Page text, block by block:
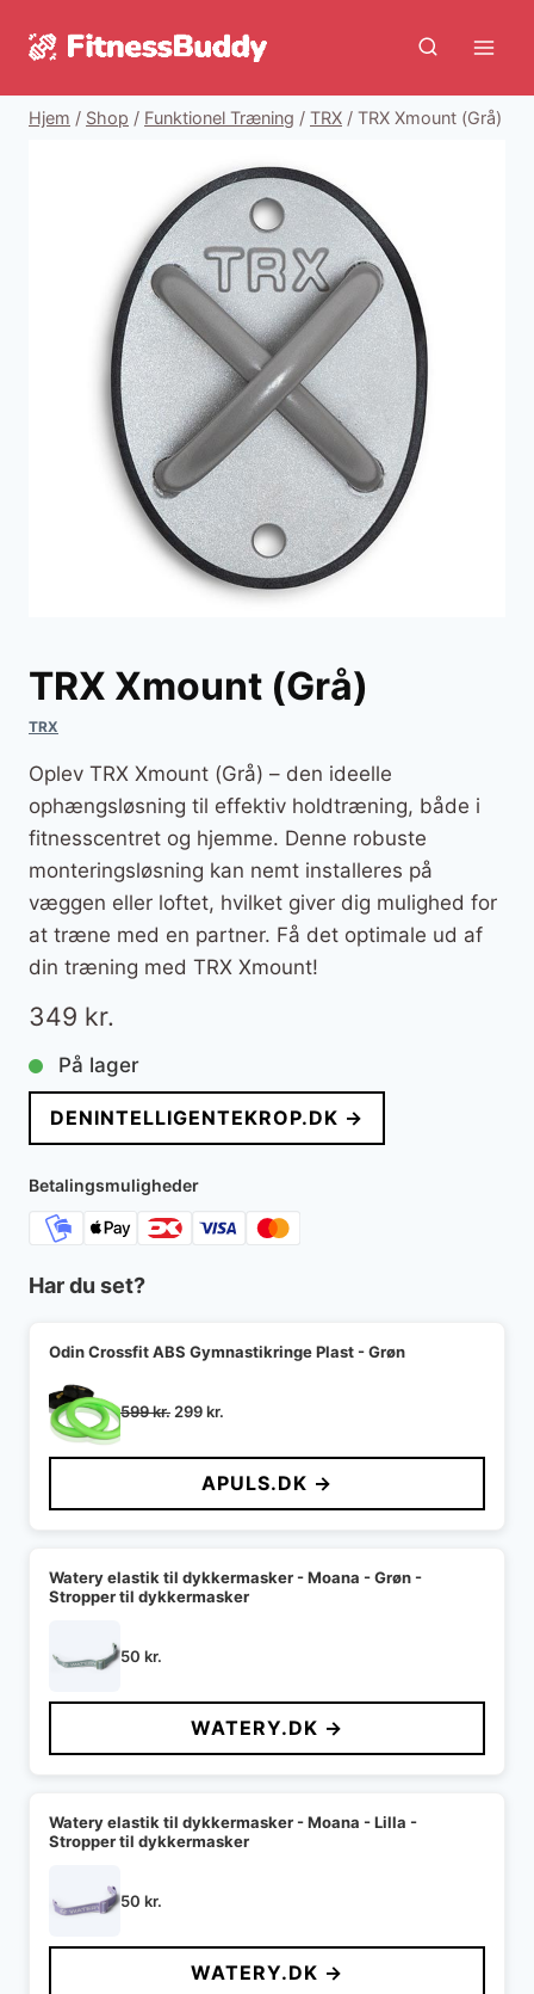
Hjem / Shop / Funktionel Træning / TRX / TRX Xmount (Grå)
TRX Xmount (Grå)
TRX
Oplev TRX Xmount (Grå) – den ideelle
ophængsløsning til effektiv holdtræning, både i
fitnesscentret og hjemme. Denne robuste
monteringsløsning kan nemt installeres på
væggen eller loftet, hvilket giver dig mulighed for
at træne med en partner. Få det optimale ud af
din træning med TRX Xmount!
349 kr.
På lager
DENINTELLIGENTEKROP.DK →
Betalingsmuligheder
Har du set?
Odin Crossfit ABS Gymnastikringe Plast - Grøn
599kr. Den
pris
599 kr..
299kr.
pris
er:
299 kr..
APULS.DK →
Watery elastik til dykkermasker - Moana - Grøn -
Stropper til dykkermasker
50 kr.
WATERY.DK →
Watery elastik til dykkermasker - Moana - Lilla -
Stropper til dykkermasker
50 kr.
WATERY.DK →